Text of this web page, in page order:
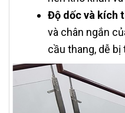
Độ dốc và kích
và chân ngắn
cầu thang, dễ bị